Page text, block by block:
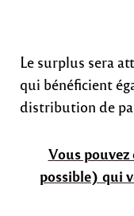
Le surplus sera
qui bénéficient
distribution de
Vous
possible) qui